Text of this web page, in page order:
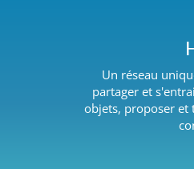
Un réseau
partager et
objets, proposer et